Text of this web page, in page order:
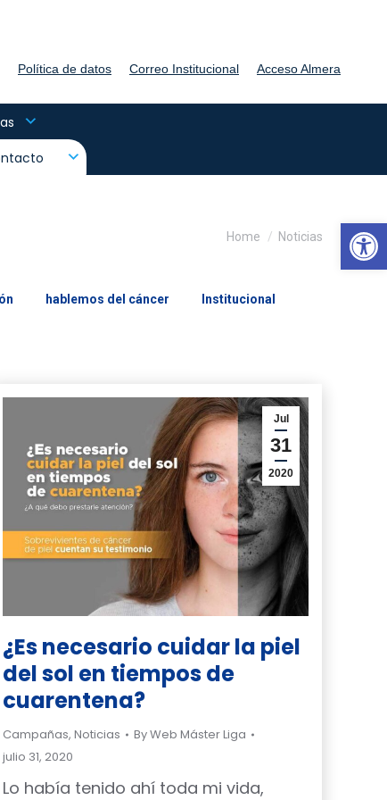
Política de datos Correo Institucional Acceso Almera
You are here:
Home Noticias
hablemos del cáncer
Institucional
Jul
31
2020
¿Es necesario cuidar la piel
del sol en tiempos de
cuarentena?
Campañas, Noticias ByWeb Máster Liga
julio 31, 2020
Lo había tenido ahí toda mi vida,